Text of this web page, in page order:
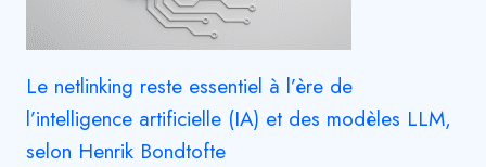
Le netlinking reste essentiel à l’ère de
l’intelligence artificielle (IA) et des modèles LLM,
selon Henrik Bondtofte